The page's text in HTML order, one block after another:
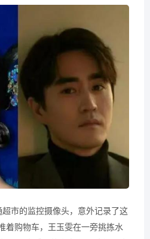
市的监控摄像头，意外记录了这
着购物车，王玉雯在一旁挑拣水